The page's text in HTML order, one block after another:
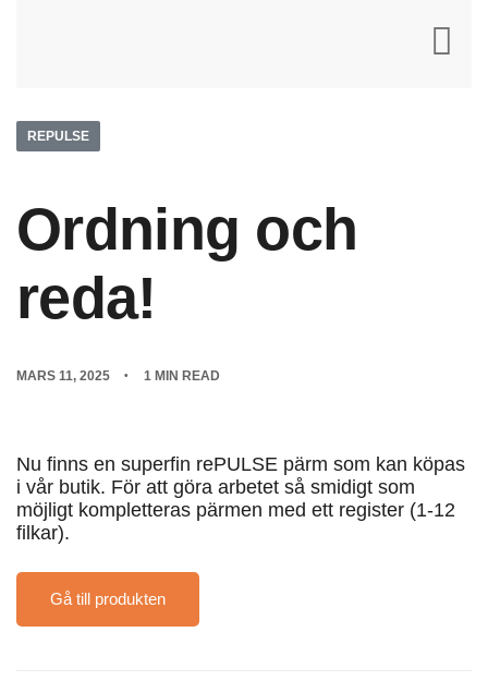
REPULSE
Ordning och
reda!
MARS 11, 2025 1 MIN READ
Nu finns en superfin rePULSE pärm som kan köpas
i vår butik. För att göra arbetet så smidigt som
möjligt kompletteras pärmen med ett register (1-12
filkar).
Gå till produkten